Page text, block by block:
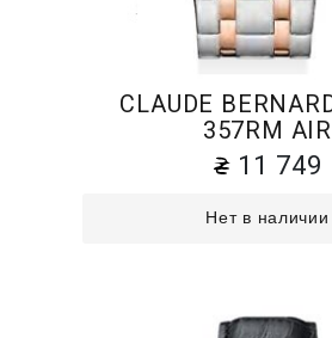
CLAUDE
357RM AIR
11 749
Нет в наличии